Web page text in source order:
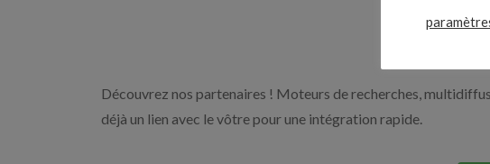
Découvrez nos partenaires ! Moteurs de recherches,
déjà un lien avec le vôtre pour une intégration rapide.